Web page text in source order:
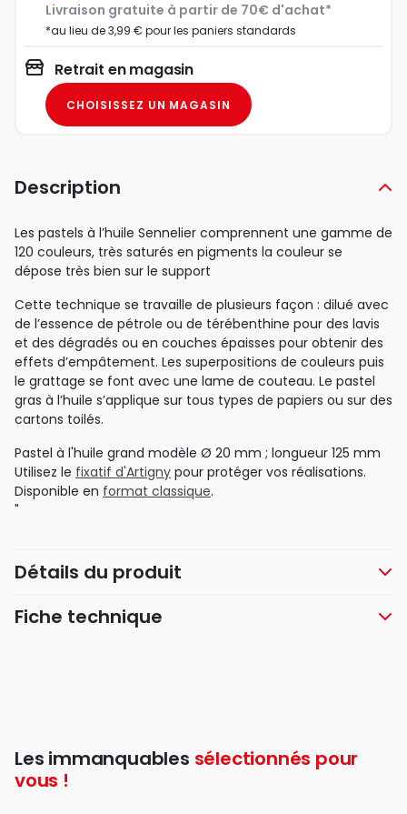
Livraison gratuite à partir de 70€ d'achat*
*au lieu de 3,99 € pour les paniers standards
Retrait en magasin
CHOISISSEZ UN MAGASIN
Description
Les pastels à l’huile Sennelier comprennent une gamme de
120 couleurs, très saturés en pigments la couleur se
dépose très bien sur le support
Cette technique se travaille de plusieurs façon : dilué avec
de l’essence de pétrole ou de térébenthine pour des lavis
et des dégradés ou en couches épaisses pour obtenir des
effets d’empâtement. Les superpositions de couleurs puis
le grattage se font avec une lame de couteau. Le pastel
gras à l’huile s’applique sur tous types de papiers ou sur des
cartons toilés.
Pastel à l'huile grand modèle Ø 20 mm ; longueur 125 mm
Utilisez le fixatif d'Artigny pour protéger vos réalisations.
Disponible en format classique.
"
Détails du produit
Fiche technique
Les immanquables sélectionnés pour
vous !